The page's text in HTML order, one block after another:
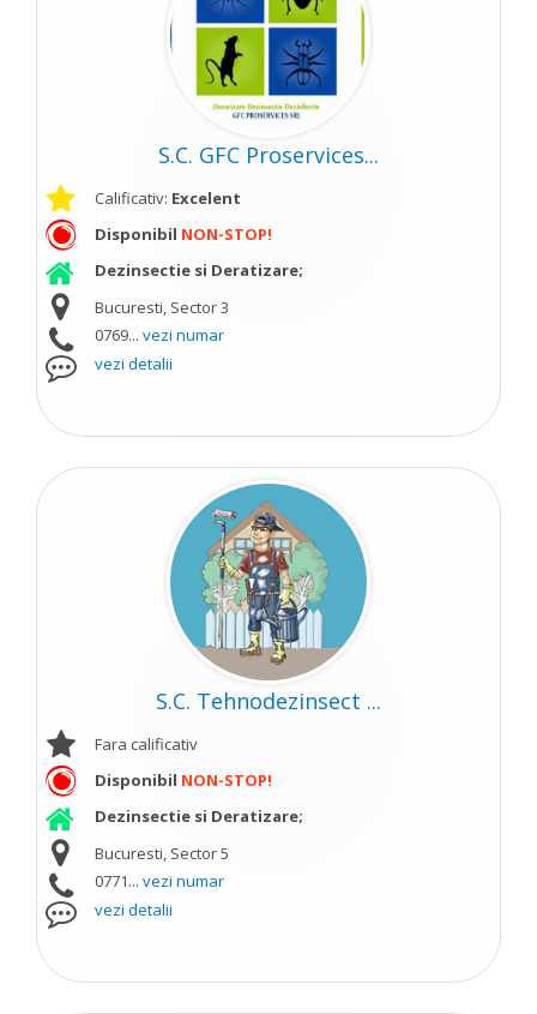
S.C. GFC Proservices...
Calificativ: Excelent
Disponibil NON-STOP!
Dezinsectie si Deratizare;
Bucuresti, Sector 3
0769... vezi numar
vezi detalii
S.C. Tehnodezinsect ...
Fara calificativ
Disponibil NON-STOP!
Dezinsectie si Deratizare;
Bucuresti, Sector 5
0771... vezi numar
vezi detalii